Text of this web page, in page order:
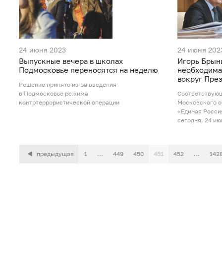
24 июня 2023
Выпускные вечера в школах
Подмосковье переносятся на неделю
Решение принято из-за введения
в Подмосковье режима
контртеррористической операции
24 июня
Игорь
вокруг
Московского
«Единая
сегодня, 24
предыдущая 1 ... 449 450 451 452 ...